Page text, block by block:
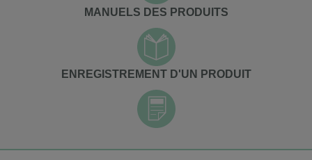
MANUELS DES PRODUITS
ENREGISTREMENT D'UN PRODUIT